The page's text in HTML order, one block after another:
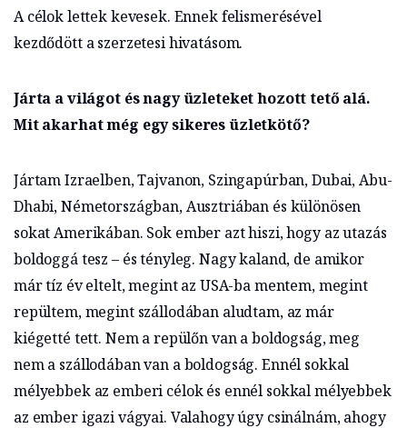
A célok lettek kevesek. Ennek felismerésével
kezdődött a szerzetesi hivatásom.
Járta a világot és nagy üzleteket hozott tető alá.
Mit akarhat még egy sikeres üzletkötő?
Jártam Izraelben, Tajvanon, Szingapúrban, Dubai, Abu-
Dhabi, Németországban, Ausztriában és különösen
sokat Amerikában. Sok ember azt hiszi, hogy az utazás
boldoggá tesz – és tényleg. Nagy kaland, de amikor
már tíz év eltelt, megint az USA-ba mentem, megint
repültem, megint szállodában aludtam, az már
kiégetté tett. Nem a repülőn van a boldogság, meg
nem a szállodában van a boldogság. Ennél sokkal
mélyebbek az emberi célok és ennél sokkal mélyebbek
az ember igazi vágyai. Valahogy úgy csinálnám, ahogy